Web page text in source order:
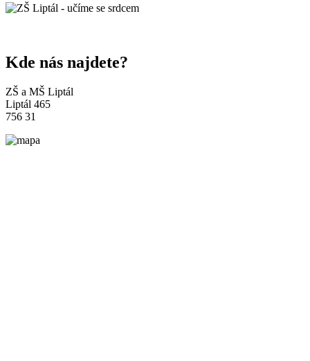
Kde nás najdete?
ZŠ a MŠ Liptál
Liptál 465
756 31